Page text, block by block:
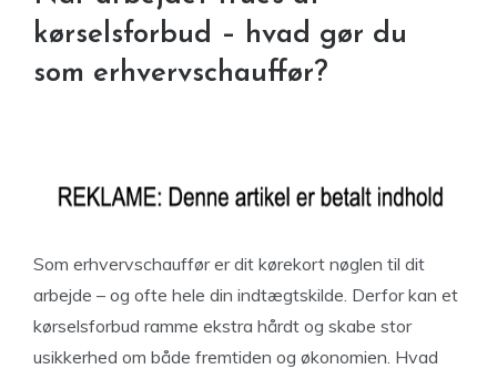
kørselsforbud – hvad gør du
som erhvervschauffør?
Som erhvervschauffør er dit kørekort nøglen til dit
arbejde – og ofte hele din indtægtskilde. Derfor kan et
kørselsforbud ramme ekstra hårdt og skabe stor
usikkerhed om både fremtiden og økonomien. Hvad